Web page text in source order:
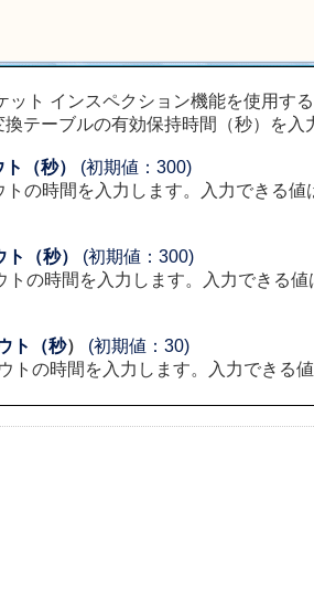
ット インスペクション機能を使用す
換テーブルの有効保持時間（秒）を入
（秒） (初期値：300)
トの時間を入力します。入力できる値
ト（秒） (初期値：300)
トの時間を入力します。入力できる
ト（秒） (初期値：30)
トの時間を入力します。入力できる